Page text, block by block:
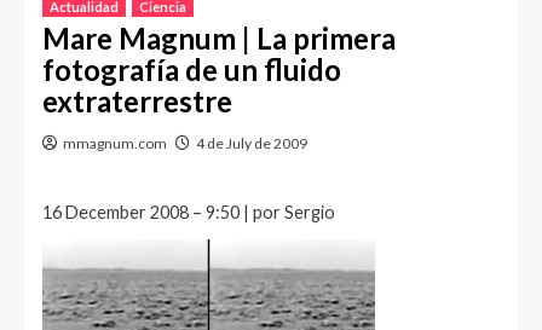
Actualidad Ciencia
Mare Magnum | La primera
fotografía de un fluido
extraterrestre
mmagnum.com 4 de July de 2009
16 December 2008 – 9:50 | por Sergio